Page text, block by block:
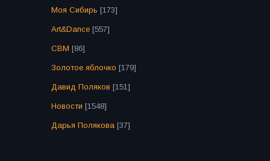
Моя Сибирь [173]
Art&Dance [557]
СВМ [86]
Золотое яблочко [179]
Давид Поляков [151]
Новости [1548]
Дарья Полякова [37]